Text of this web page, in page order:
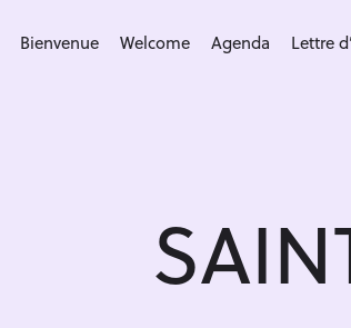
Bienvenue Welcome Agenda Lettre